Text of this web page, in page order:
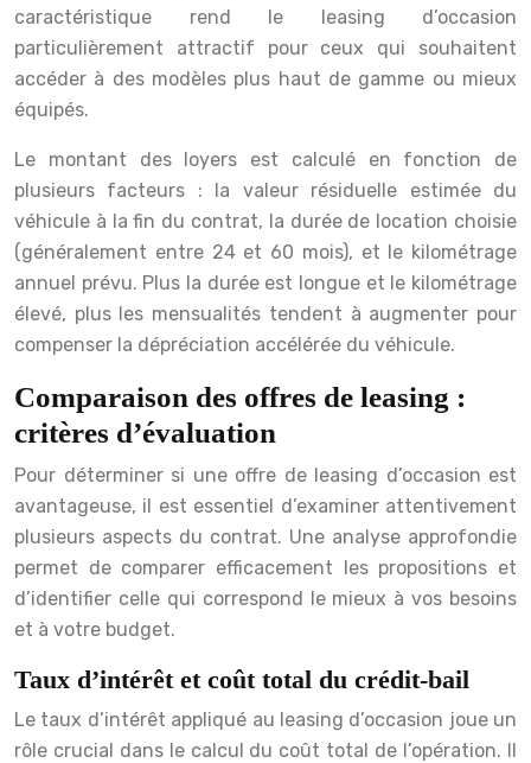
caractéristique rend le leasing d’occasion
particulièrement attractif pour ceux qui souhaitent
accéder à des modèles plus haut de gamme ou mieux
équipés.
Le montant des loyers est calculé en fonction de
plusieurs facteurs : la valeur résiduelle estimée du
véhicule à la fin du contrat, la durée de location choisie
(généralement entre 24 et 60 mois), et le kilométrage
annuel prévu. Plus la durée est longue et le kilométrage
élevé, plus les mensualités tendent à augmenter pour
compenser la dépréciation accélérée du véhicule.
Comparaison des offres de leasing :
critères d’évaluation
Pour déterminer si une offre de leasing d’occasion est
avantageuse, il est essentiel d’examiner attentivement
plusieurs aspects du contrat. Une analyse approfondie
permet de comparer efficacement les propositions et
d’identifier celle qui correspond le mieux à vos besoins
et à votre budget.
Taux d’intérêt et coût total du crédit-bail
Le taux d’intérêt appliqué au leasing d’occasion joue un
rôle crucial dans le calcul du coût total de l’opération. Il